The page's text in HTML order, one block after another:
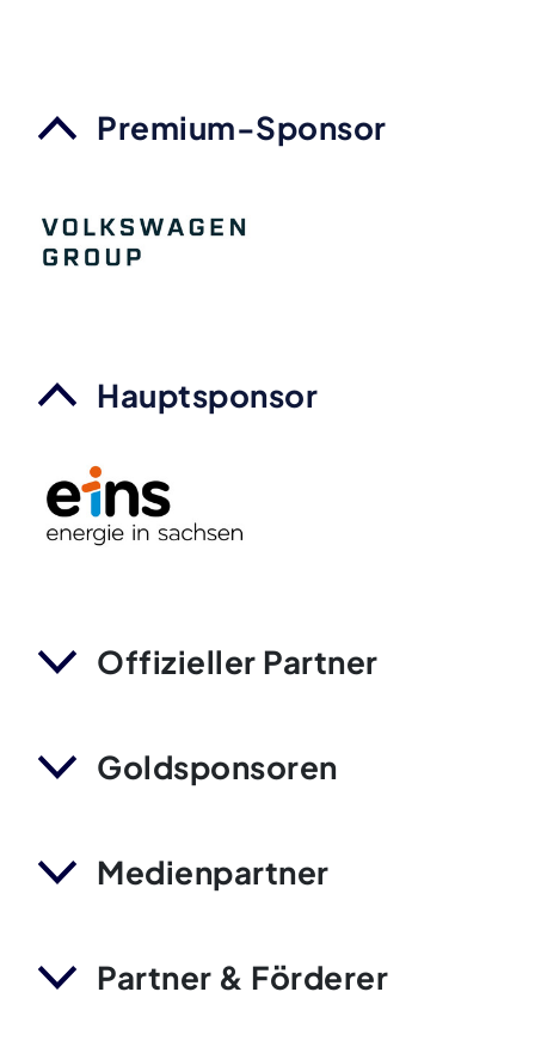
Premium-Sponsor
Hauptsponsor
Offizieller Partner
Goldsponsoren
Medienpartner
Partner & Förderer